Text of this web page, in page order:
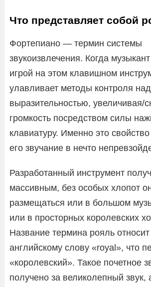
Что представляет собой
Фортепиано — термин системы
звукоизвлечения. Когда
игрой на этом клавишном
улавливает методы контроля над
выразительностью, увеличивая/
громкость посредством силы
клавиатуру. Именно это
его звучание в нечто
Разработанный инструмент
массивным, без особых хлопот
размещаться или в большом
или в просторных королевских
Название термина рояль относит
английскому слову «royal», что
«королевский». Такое почетное
получено за великолепный звук,